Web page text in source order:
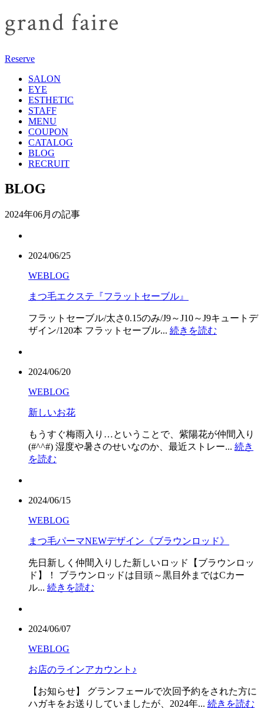
Reserve
SALON
EYE
ESTHETIC
STAFF
MENU
COUPON
CATALOG
BLOG
RECRUIT
BLOG
2024年06月の記事
2024/06/25
WEBLOG
まつ毛エクステ『フラットセーブル』
フラットセーブル/太さ0.15のみ/J9～J10～J9キュートデ
ザイン/120本 フラットセーブル... 続きを読む
2024/06/20
WEBLOG
新しいお花
もうすぐ梅雨入り…ということで、紫陽花が仲間入り
(#^^#) 湿度や暑さのせいなのか、最近ストレー... 続き
を読む
2024/06/15
WEBLOG
まつ毛パーマNEWデザイン《ブラウンロッド》
先日新しく仲間入りした新しいロッド【ブラウンロッ
ド】！ ブラウンロッドは目頭～黒目外まではCカー
ル... 続きを読む
2024/06/07
WEBLOG
お店のラインアカウント♪
【お知らせ】 グランフェールで次回予約をされた方に
ハガキをお送りしていましたが、2024年... 続きを読む